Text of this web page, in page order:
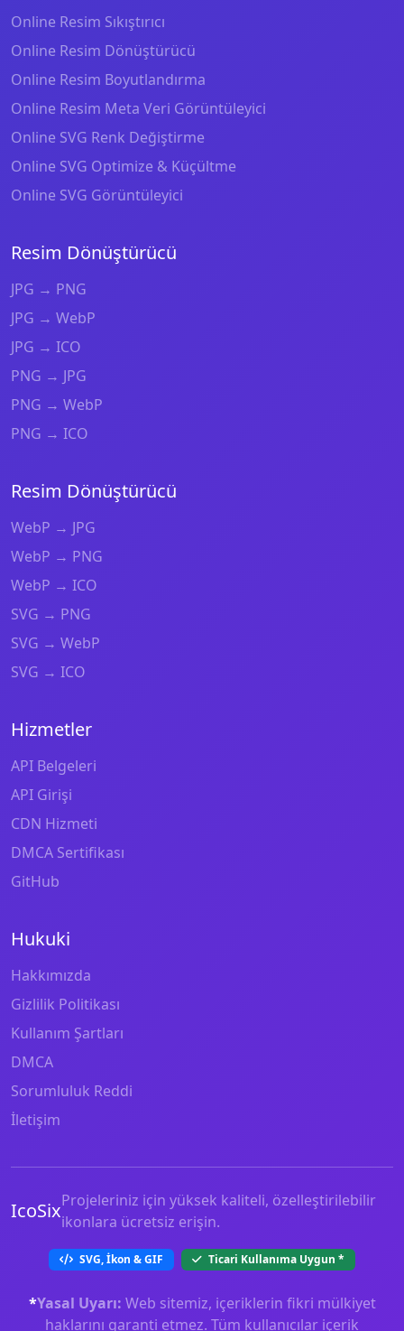
Online Resim Sıkıştırıcı
Online Resim Dönüştürücü
Online Resim Boyutlandırma
Online Resim Meta Veri Görüntüleyici
Online SVG Renk Değiştirme
Online SVG Optimize & Küçültme
Online SVG Görüntüleyici
Resim Dönüştürücü
JPG → PNG
JPG → WebP
JPG → ICO
PNG → JPG
PNG → WebP
PNG → ICO
Resim Dönüştürücü
WebP → JPG
WebP → PNG
WebP → ICO
SVG → PNG
SVG → WebP
SVG → ICO
Hizmetler
API Belgeleri
API Girişi
CDN Hizmeti
DMCA Sertifikası
GitHub
Hukuki
Hakkımızda
Gizlilik Politikası
Kullanım Şartları
DMCA
Sorumluluk Reddi
İletişim
IcoSixProjeleriniz için yüksek kaliteli, özelleştirilebilir
ikonlara ücretsiz erişin.
SVG, İkon & GIF Ticari Kullanıma Uygun *
*Yasal Uyarı: Web sitemiz, içeriklerin fikri mülkiyet
haklarını garanti etmez. Tüm kullanıcılar içerik